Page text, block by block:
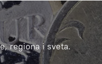
regiona i sveta.